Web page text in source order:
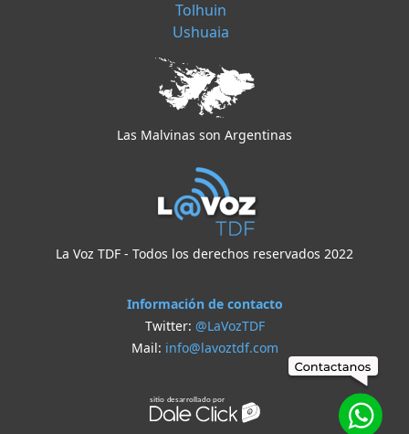
Tolhuin
Ushuaia
Las Malvinas son Argentinas
La Voz TDF - Todos los derechos reservados 2022
Información de contacto
Twitter: @LaVozTDF
Mail: info@lavoztdf.com